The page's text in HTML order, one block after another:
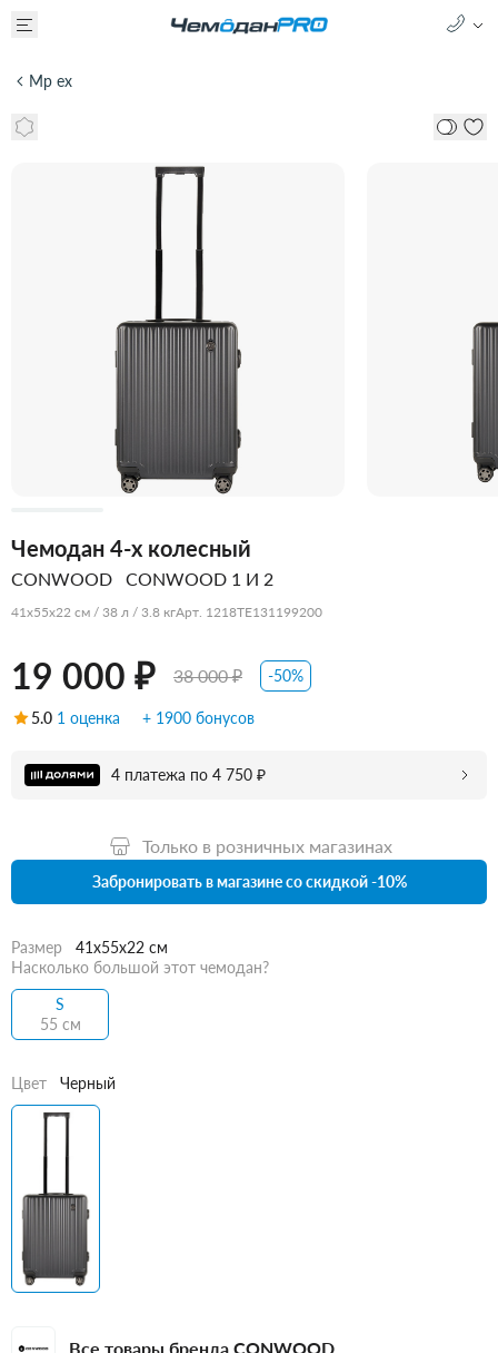
Mp ex
Чемодан 4-х колесный
CONWOOD CONWOOD 1 И 2
41x55x22 см / 38 л / 3.8 кгАрт. 1218TE131199200
19 000 ₽ 38 000 ₽ -50%
5.0 1 оценка + 1900 бонусов
4 платежа по 4 750 ₽
Только в розничных магазинах
Забронировать в магазине со скидкой -10%
Размер
41x55x22 см
Насколько большой этот чемодан?
S
55 см
Цвет Черный
Все товары бренда CONWOOD